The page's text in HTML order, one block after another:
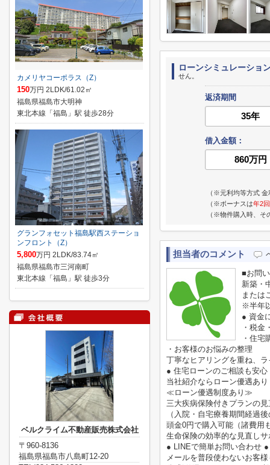
ローンシミュレーショ
せん。
返済期間
借入金額：
（※元利均等方式 金
（※ボーナスは年2回
（※物件購入時、そ
担当者のコメント
■お問
新築・
または
※半年
● 資金
・税金
・住宅
・お客様のお悩みの整理
丁寧なヒアリングを重ね、
● 住宅ローンのご相談も安心
当社紹介ならローン優遇あ
≪ローン優遇制度あり≫
三大疾病保険付きプランの
（入院・自宅療養期間経過
頭金0円で購入可能（諸費用
生命保険の効率的な見直しサ
● LINEで簡単お問い合わせ ●
メールを普段使わないお客
カメリヤコーポラス（Z）
150万円 2LDK/61.02㎡
福島県福島市大明神
東北本線「福島」駅 徒歩28分
グランフォセット福島駅西ステーショ
ンフロント（Z）
5,800万円 2LDK/83.74㎡
福島県福島市三河南町
東北本線「福島」駅 徒歩3分
ベルクライム不動産販売株式会社
〒960-8136
福島県福島市八島町12-20